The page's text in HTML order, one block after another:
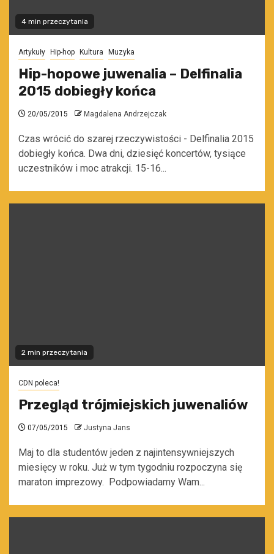
4 min przeczytania
Artykuły Hip-hop Kultura Muzyka
Hip-hopowe juwenalia – Delfinalia
2015 dobiegły końca
20/05/2015 Magdalena Andrzejczak
Czas wrócić do szarej rzeczywistości - Delfinalia 2015
dobiegły końca. Dwa dni, dziesięć koncertów, tysiące
uczestników i moc atrakcji. 15-16...
2 min przeczytania
CDN poleca!
Przegląd trójmiejskich juwenaliów
07/05/2015 Justyna Jans
Maj to dla studentów jeden z najintensywniejszych
miesięcy w roku. Już w tym tygodniu rozpoczyna się
maraton imprezowy. Podpowiadamy Wam...